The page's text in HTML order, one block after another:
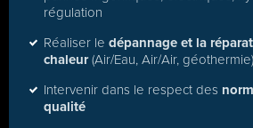
régulation
Réaliser le dépannage et la
chaleur(Air/Eau, Air/Air, géothermie)
Intervenir dans le respect des
qualité